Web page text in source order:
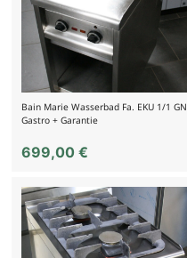
Bain Marie Wasserbad Fa. EKU 1/1 GN
Gastro + Garantie
699,00 €